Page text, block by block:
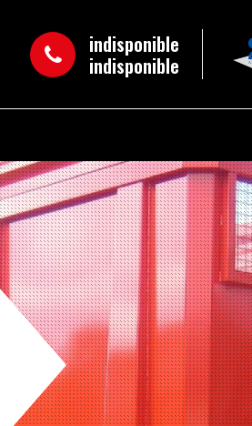
indisponible
indisponible